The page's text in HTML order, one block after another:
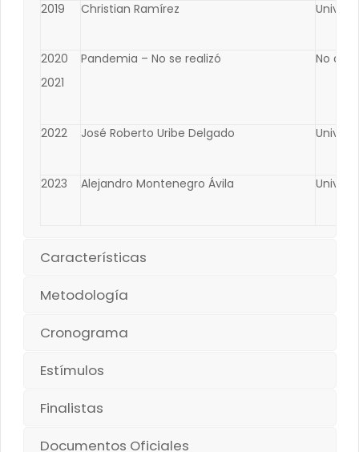
2019 Christian Ramírez
2020
2021
Pandemia – No se realizó No
2022 José Roberto Uribe Delgado
2023 Alejandro Montenegro Ávila
Características
Metodología
Cronograma
Estímulos
Finalistas
Documentos Oficiales